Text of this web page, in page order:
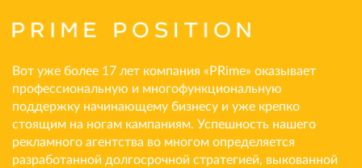
Вот уже более 17 лет компания «PRime» оказывает
профессиональную и многофункциональную
поддержку начинающему бизнесу и уже крепко
стоящим на ногам кампаниям. Успешность нашего
рекламного агентства во многом определяется
разработанной долгосрочной стратегией, выкованной